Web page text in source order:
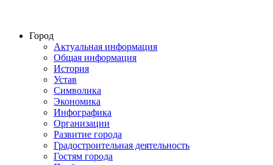
Город
Актуальная информация
Общая информация
История
Устав
Символика
Экономика
Инфографика
Организации
Развитие города
Градостроительная деятельность
Гостям города